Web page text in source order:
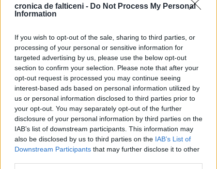
cronica de falticeni - Do Not Process My Personal
Information
If you wish to opt-out of the sale, sharing to third parties, or
processing of your personal or sensitive information for
targeted advertising by us, please use the below opt-out
section to confirm your selection. Please note that after your
opt-out request is processed you may continue seeing
interest-based ads based on personal information utilized by
us or personal information disclosed to third parties prior to
your opt-out. You may separately opt-out of the further
disclosure of your personal information by third parties on the
IAB’s list of downstream participants. This information may
also be disclosed by us to third parties on the IAB’s List of
Downstream Participants that may further disclose it to other
25.03.2026
Buciumeni în ziua sărbătorii de
Buna Vestire